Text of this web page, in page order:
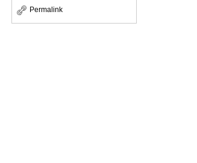
Permalink